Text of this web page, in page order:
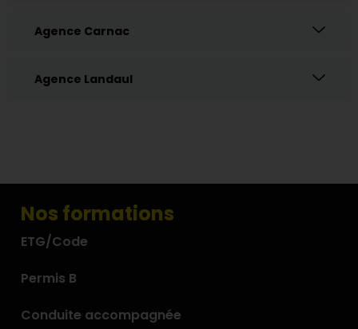
Agence Carnac
Agence Landaul
Nos formations
ETG/Code
Permis B
Conduite accompagnée